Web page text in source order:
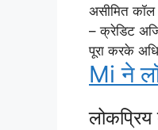
असीमित
– क्रेडिट
पूरा करके
Mi ने